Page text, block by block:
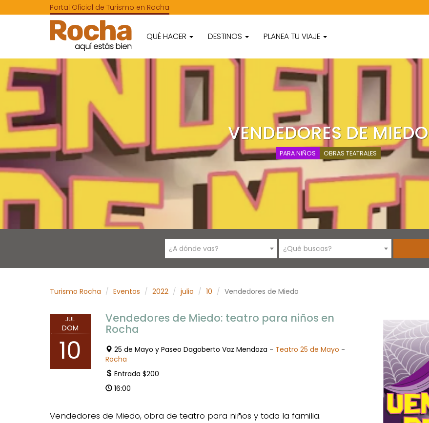
Portal Oficial de Turismo en Rocha
QUÉ HACER DESTINOS PLANEA TU VIAJE
VENDEDORES DE MIEDO
PARA NIÑOS OBRAS TEATRALES
¿A dónde vas? ¿Qué buscas?
Turismo Rocha Eventos 2022 julio 10 Vendedores de Miedo
JUL
DOM
10
Vendedores de Miedo: teatro para niños en
Rocha
25 de Mayo y Paseo Dagoberto Vaz Mendoza - Teatro 25 de Mayo -
Rocha
Entrada $200
16:00
Vendedores de Miedo, obra de teatro para niños y toda la familia.